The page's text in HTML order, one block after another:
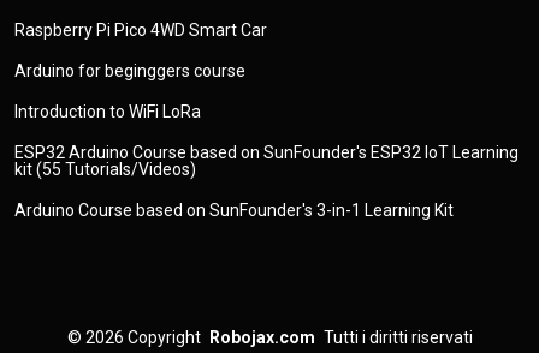
Raspberry Pi Pico 4WD Smart Car
Arduino for beginggers course
Introduction to WiFi LoRa
ESP32 Arduino Course based on SunFounder's ESP32 IoT Learning
kit (55 Tutorials/Videos)
Arduino Course based on SunFounder's 3-in-1 Learning Kit
© 2026 Copyright Robojax.com Tutti i diritti riservati